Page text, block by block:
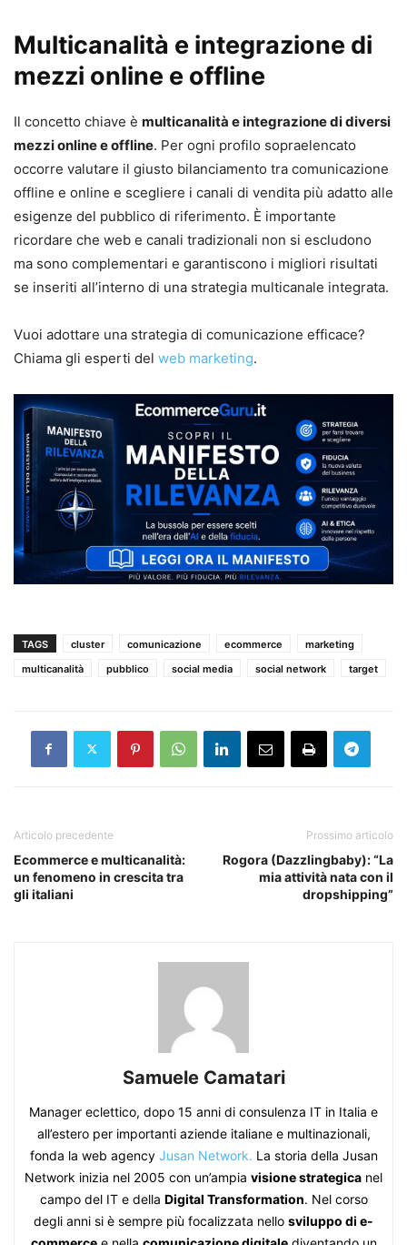
Multicanalità e integrazione di
mezzi online e offline
Il concetto chiave è multicanalità e integrazione di diversi
mezzi online e offline. Per ogni profilo sopraelencato
occorre valutare il giusto bilanciamento tra comunicazione
offline e online e scegliere i canali di vendita più adatto alle
esigenze del pubblico di riferimento. È importante
ricordare che web e canali tradizionali non si escludono
ma sono complementari e garantiscono i migliori risultati
se inseriti all’interno di una strategia multicanale integrata.
Vuoi adottare una strategia di comunicazione efficace?
Chiama gli esperti del web marketing.
TAGS cluster comunicazione ecommerce
marketing
multicanalità
pubblico social media social network target
Articolo precedente
Ecommerce e multicanalità:
un fenomeno in crescita tra
gli italiani
Prossimo articolo
Rogora (Dazzlingbaby): “La
mia attività nata con il
dropshipping”
Samuele Camatari
Manager eclettico, dopo 15 anni di consulenza IT in Italia e
all’estero per importanti aziende italiane e multinazionali,
fonda la web agency Jusan Network. La storia della Jusan
Network inizia nel 2005 con un’ampia visione strategica nel
campo del IT e della Digital Transformation. Nel corso
degli anni si è sempre più focalizzata nello sviluppo di e-